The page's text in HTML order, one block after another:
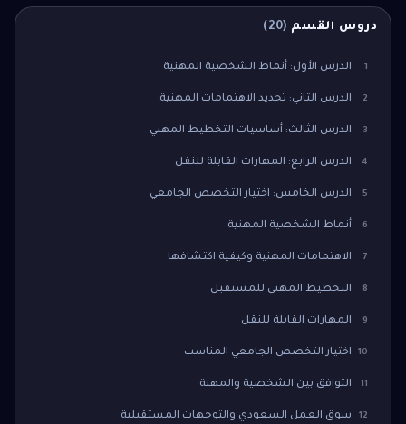
دروس القسم (
20
)
1 الدرس الأول: أنماط الشخصية المهنية
2 الدرس الثاني: تحديد الاهتمامات المهنية
3 الدرس الثالث: أساسيات التخطيط المهني
4 الدرس الرابع: المهارات القابلة للنقل
5 الدرس الخامس: اختيار التخصص الجامعي
6 أنماط الشخصية المهنية
7 الاهتمامات المهنية وكيفية اكتشافها
8 التخطيط المهني للمستقبل
9 المهارات القابلة للنقل
10 اختيار التخصص الجامعي المناسب
11 التوافق بين الشخصية والمهنة
12 سوق العمل السعودي والتوجهات المستقبلية